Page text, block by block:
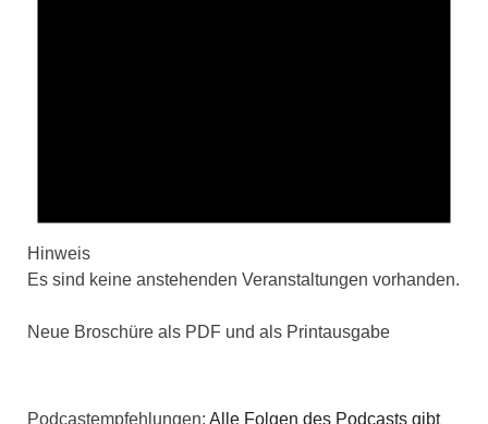
Hinweis
Es sind keine anstehenden Veranstaltungen vorhanden.
Neue Broschüre als PDF und als Printausgabe
Podcastempfehlungen: Alle Folgen des Podcasts gibt